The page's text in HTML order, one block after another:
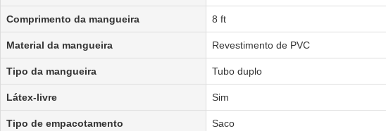
Comprimento da mangueira 8 ft
Material da mangueira Revestimento de PVC
Tipo da mangueira Tubo duplo
Látex-livre Sim
Tipo de empacotamento Saco